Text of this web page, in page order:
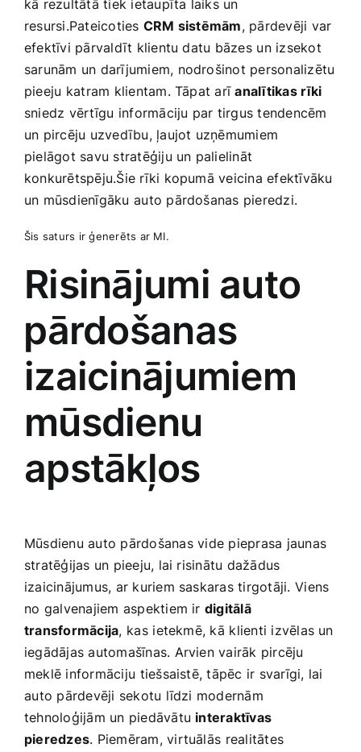
kā‍ rezultātā tiek ietaupīta laiks un
resursi.Pateicoties CRM sistēmām, pārdevēji var
efektīvi pārvaldīt klientu datu bāzes⁣ un izsekot
sarunām un darījumiem, nodrošinot personalizētu
pieeju ⁤katram klientam. Tāpat arī​analītikas ⁢rīki
sniedz vērtīgu ⁤informāciju par tirgus‌ tendencēm
‍un ​pircēju uzvedību, ļaujot uzņēmumiem
pielāgot‍ savu stratēģiju un palielināt
konkurētspēju.Šie rīki kopumā‌ veicina efektīvāku
un mūsdienīgāku ⁣auto pārdošanas pieredzi.
Šis‌ saturs‍ ir ģenerēts‌ ar MI.
Risinājumi auto
⁤pārdošanas​
izaicinājumiem
mūsdienu
apstākļos
Mūsdienu auto‍ pārdošanas ⁣vide pieprasa jaunas
stratēģijas un pieeju, lai risinātu dažādus
izaicinājumus, ar kuriem saskaras tirgotāji.⁤ Viens
⁤no galvenajiem​ aspektiem ​ir digitālā
transformācija, ⁤kas ⁤ietekmē,‍ kā ⁣klienti izvēlas un⁣
iegādājas automašīnas. Arvien vairāk pircēju‌
meklē informāciju⁢ tiešsaistē, tāpēc ir svarīgi, ​lai
⁣auto‍ pārdevēji sekotu līdzi modernām
tehnoloģijām un piedāvātu interaktīvas⁢
pieredzes. Piemēram, virtuālās⁣ realitātes